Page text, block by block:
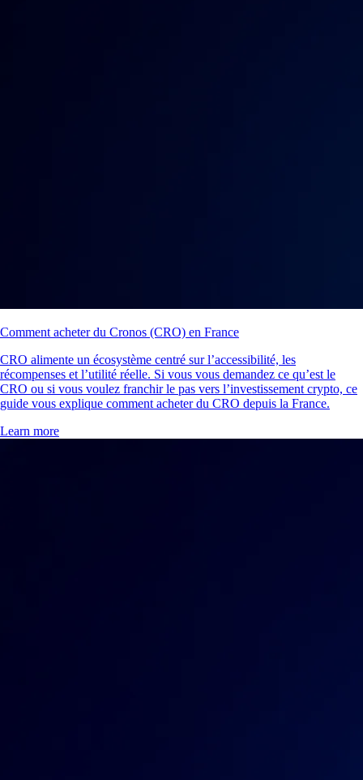
Comment acheter du Cronos (CRO) en France
CRO alimente un écosystème centré sur l’accessibilité, les
récompenses et l’utilité réelle. Si vous vous demandez ce qu’est le
CRO ou si vous voulez franchir le pas vers l’investissement crypto, ce
guide vous explique comment acheter du CRO depuis la France.
Learn more